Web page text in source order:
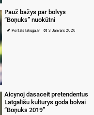
Pauž bažys par bolvys
“Boņuks” nuokūtni
Portals lakuga.lv 3 Janvars 2020
Aicynoj dasaceit pretendentus
Latgalīšu kulturys goda bolvai
“Boņuks 2019”